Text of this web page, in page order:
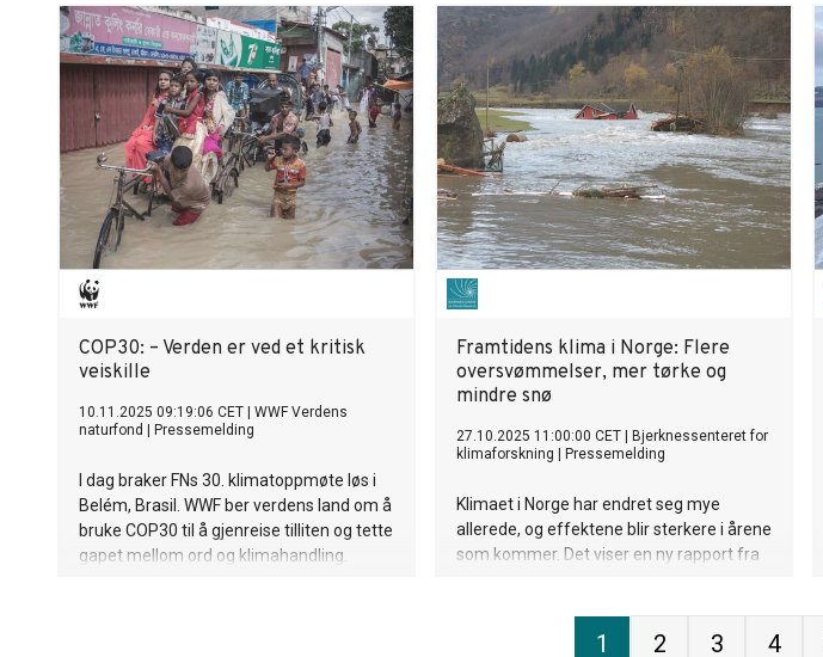
på vannforsyningen og mulige
væromslag utover vinteren og de
kommende ukene.
COP30: – Verden er ved et kritisk
veiskille
10.11.2025 09:19:06 CET
WWF Verdens
naturfond
Pressemelding
I dag braker FNs 30. klimatoppmøte løs i
Belém, Brasil. WWF ber verdens land om å
bruke COP30 til å gjenreise tilliten og tette
gapet mellom ord og klimahandling.
Framtidens klima i Norge: Flere
oversvømmelser, mer tørke og
mindre snø
27.10.2025 11:00:00 CET
Bjerknessenteret for
klimaforskning
Pressemelding
Klimaet i Norge har endret seg mye
allerede, og effektene blir sterkere i årene
som kommer. Det viser en ny rapport fra
1 2 3 4